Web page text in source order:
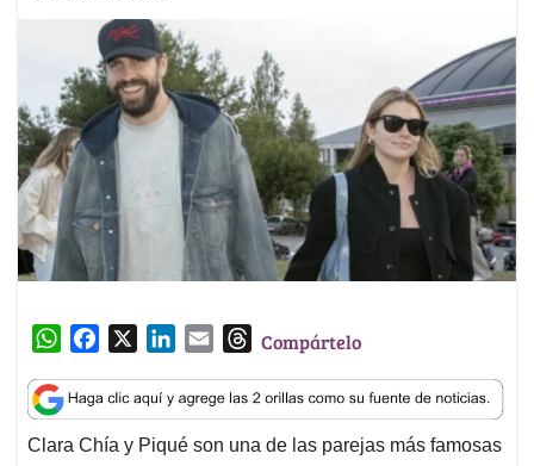
W
a
t
s
c
e
b
n
k
e
a
i
l
T
r
e
a
Compártelo
Clara Chía y Piqué son una de las parejas más famosas